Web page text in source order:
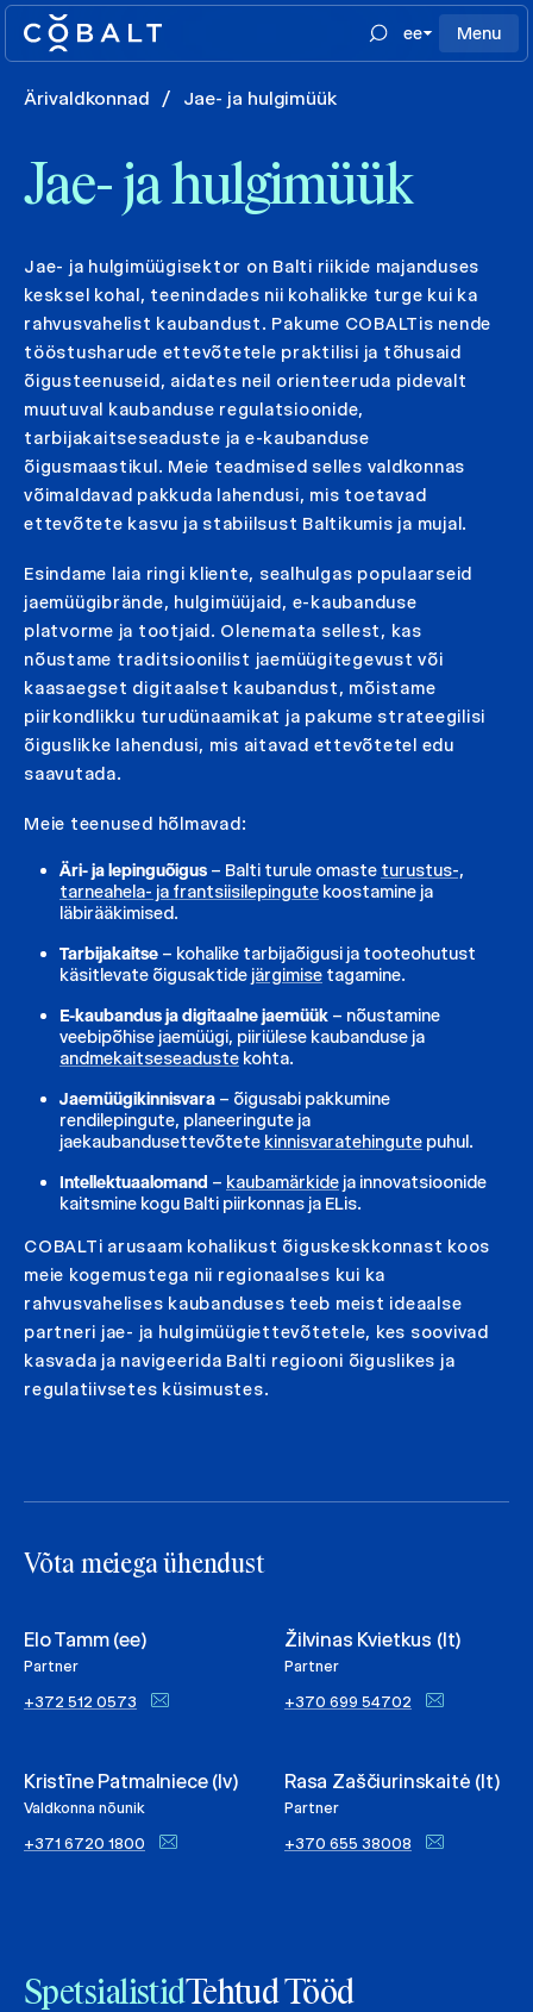
ee Menu
Ärivaldkonnad / Jae- ja hulgimüük
Jae- ja hulgimüük
Jae- ja hulgimüügisektor on Balti riikide majanduses
kesksel kohal, teenindades nii kohalikke turge kui ka
rahvusvahelist kaubandust. Pakume COBALTis nende
tööstusharude ettevõtetele praktilisi ja tõhusaid
õigusteenuseid, aidates neil orienteeruda pidevalt
muutuval kaubanduse regulatsioonide,
tarbijakaitseseaduste ja e-kaubanduse
õigusmaastikul. Meie teadmised selles valdkonnas
võimaldavad pakkuda lahendusi, mis toetavad
ettevõtete kasvu ja stabiilsust Baltikumis ja mujal.
Esindame laia ringi kliente, sealhulgas populaarseid
jaemüügibrände, hulgimüüjaid, e-kaubanduse
platvorme ja tootjaid. Olenemata sellest, kas
nõustame traditsioonilist jaemüügitegevust või
kaasaegset digitaalset kaubandust, mõistame
piirkondlikku turudünaamikat ja pakume strateegilisi
õiguslikke lahendusi, mis aitavad ettevõtetel edu
saavutada.
Meie teenused hõlmavad:
Äri- ja lepinguõigus – Balti turule omaste turustus-,
tarneahela- ja frantsiisilepingute koostamine ja
läbirääkimised.
Tarbijakaitse – kohalike tarbijaõigusi ja tooteohutust
käsitlevate õigusaktide järgimise tagamine.
E-kaubandus ja digitaalne jaemüük – nõustamine
veebipõhise jaemüügi, piiriülese kaubanduse ja
andmekaitseseaduste kohta.
Jaemüügikinnisvara – õigusabi pakkumine
rendilepingute, planeeringute ja
jaekaubandusettevõtete kinnisvaratehingute puhul.
Intellektuaalomand – kaubamärkide ja innovatsioonide
kaitsmine kogu Balti piirkonnas ja ELis.
COBALTi arusaam kohalikust õiguskeskkonnast koos
meie kogemustega nii regionaalses kui ka
rahvusvahelises kaubanduses teeb meist ideaalse
partneri jae- ja hulgimüügiettevõtetele, kes soovivad
kasvada ja navigeerida Balti regiooni õiguslikes ja
regulatiivsetes küsimustes.
Võta meiega ühendust
Elo Tamm (ee)
Partner
+372 512 0573
Kristīne Patmalniece (lv)
Valdkonna nõunik
+371 6720 1800
Žilvinas Kvietkus (lt)
Partner
+370 699 54702
Rasa Zaščiurinskaitė (lt)
Partner
+370 655 38008
SpetsialistidTehtud Tööd